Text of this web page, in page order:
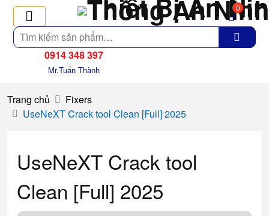
Tìm
kiếm
0
0914 348 397
Mr.Tuấn Thành
Trang chủ
Fixers
UseNeXT Crack tool Clean [Full] 2025
UseNeXT Crack tool
Clean [Full] 2025